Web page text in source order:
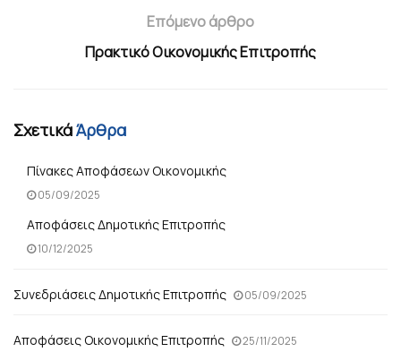
Επόμενο άρθρο
Πρακτικό Οικονομικής Επιτροπής
ΣχετικάΆρθρα
Πίνακες Αποφάσεων Οικονομικής
05/09/2025
Αποφάσεις Δημοτικής Επιτροπής
10/12/2025
Συνεδριάσεις Δημοτικής Επιτροπής 05/09/2025
Αποφάσεις Οικονομικής Επιτροπής 25/11/2025